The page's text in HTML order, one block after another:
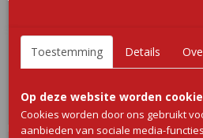
Braai wors
€ 15,00
Op voorraad
Naamloze set
Toestemming Details
Op deze website worden
Cookies worden door ons gebruikt
aanbieden van sociale media-